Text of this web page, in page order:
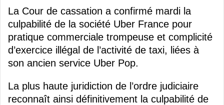
La Cour de cassation a confirmé mardi la
culpabilité de la société Uber France pour
pratique commerciale trompeuse et complicité
d’exercice illégal de l’activité de taxi, liées à
son ancien service Uber Pop.
La plus haute juridiction de l’ordre judiciaire
reconnaît ainsi définitivement la culpabilité de